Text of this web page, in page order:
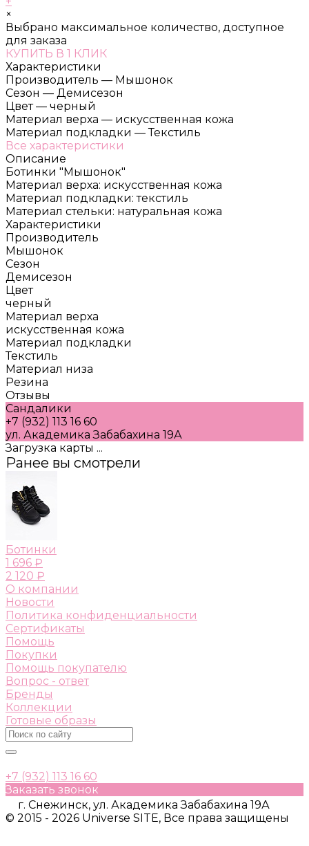
×
Выбрано максимальное количество, доступное
для заказа
КУПИТЬ В 1 КЛИК
Характеристики
Производитель — Мышонок
Сезон — Демисезон
Цвет — черный
Материал верха — искусственная кожа
Материал подкладки — Текстиль
Все характеристики
Описание
Ботинки "Мышонок"
Материал верха: искусственная кожа
Материал подкладки: текстиль
Материал стельки: натуральная кожа
Характеристики
Производитель
Мышонок
Сезон
Демисезон
Цвет
черный
Материал верха
искусственная кожа
Материал подкладки
Текстиль
Материал низа
Резина
Отзывы
Сандалики
+7 (932) 113 16 60
ул. Академика Забабахина 19А
Загрузка карты ...
Ранее вы смотрели
Ботинки
1 696 ₽
2 120 ₽
О компании
Новости
Политика конфиденциальности
Сертификаты
Помощь
Покупки
Помощь покупателю
Вопрос - ответ
Бренды
Коллекции
Готовые образы
+7 (932) 113 16 60
Заказать звонок
г. Снежинск, ул. Академика Забабахина 19А
© 2015 - 2026 Universe SITE, Все права защищены